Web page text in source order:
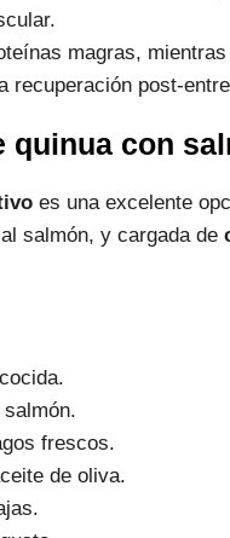
magras,
recuperación post-
quinua con
es una excelente
salmón, y cargada de
frescos.
de oliva.